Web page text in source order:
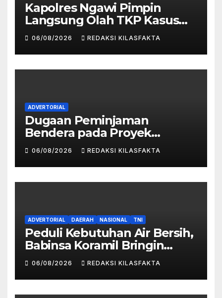
Kapolres Ngawi Pimpin
Langsung Olah TKP Kasus
Penganiayaan Berujung
Meninggal Dunia di
Kedunggalar
06/08/2026 REDAKSI KILASFAKTA
ADVERTORIAL
Dugaan Peminjaman
Bendera pada Proyek
Rehabilitasi Aula dan Lobi
SMPN 2 Kedungwuni Menjadi
Sorotan
06/08/2026 REDAKSI KILASFAKTA
ADVERTORIAL DAERAH NASIONAL TNI
Peduli Kebutuhan Air Bersih,
Babinsa Koramil Bringin
Bantu Distribusi Air Bersih
untuk Warga Desa Suruh
06/08/2026 REDAKSI KILASFAKTA